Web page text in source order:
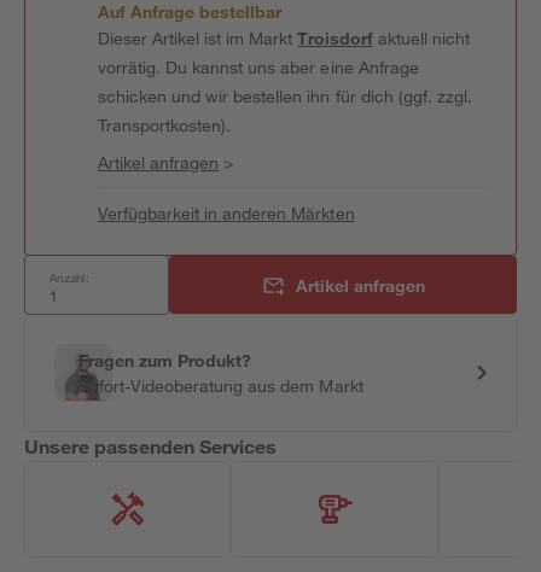
Auf Anfrage bestellbar
Dieser Artikel ist im MarktTroisdorfaktuell nicht
vorrätig. Du kannst uns aber eine Anfrage
schicken und wir bestellen ihn für dich (ggf. zzgl.
Transportkosten).
Artikel anfragen >
Verfügbarkeit in anderen Märkten
Anzahl: Artikel anfragen
Fragen zum Produkt?
Sofort-Videoberatung aus dem Markt
Unsere passenden Services